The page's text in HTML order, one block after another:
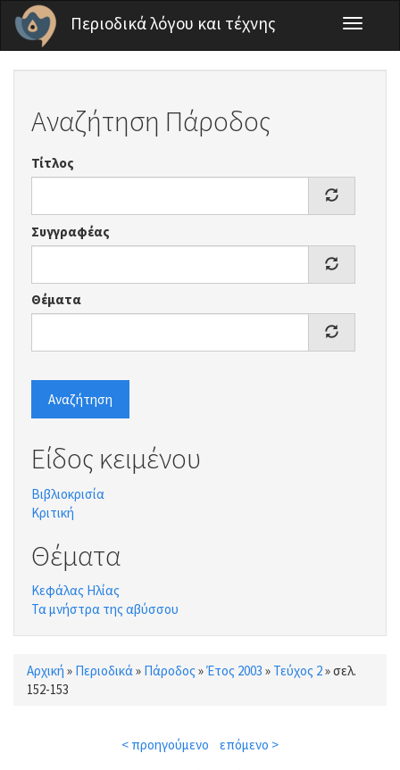
Παράκαμψη προς το κυρίως περιεχόμενο
Περιοδικά λόγου και τέχνης
Toggle
Αναζήτηση Πάροδος
Τίτλος
Συγγραφέας
Θέματα
Αναζήτηση
Είδος κειμένου
Βιβλιοκρισία
Κριτική
Θέματα
Κεφάλας Ηλίας
Τα μνήστρα της αβύσσου
Είστε εδώ
Αρχική » Περιοδικά» Πάροδος »Έτος 2003 » Τεύχος 2»σελ.
152-153
< προηγούμενο επόμενο >